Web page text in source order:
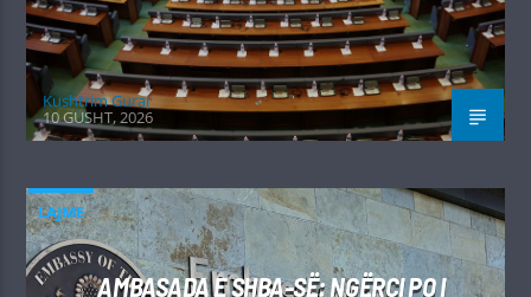
Kushtrim Guraj
10 GUSHT, 2026
LAJME
AMBASADA E SHBA-SË: NGËRÇI PO I